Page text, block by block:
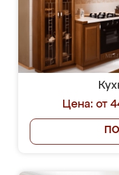
Цена: от